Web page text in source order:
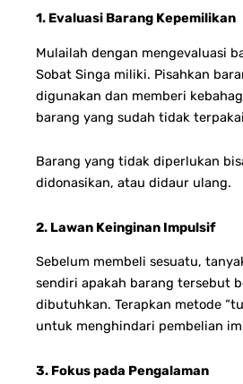
1. Evaluasi Barang Kepemilikan
Mulailah dengan mengevaluasi
Sobat Singa miliki. Pisahkan
digunakan dan memberi
barang yang sudah tidak
Barang yang tidak diperlukan
didonasikan, atau didaur ulang.
2. Lawan Keinginan Impulsif
Sebelum membeli sesuatu,
sendiri apakah barang tersebut
dibutuhkan. Terapkan metode
untuk menghindari pembelian
3. Fokus pada Pengalaman